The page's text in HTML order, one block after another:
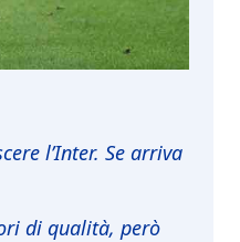
l’Inter. Se arriva
di qualità, però